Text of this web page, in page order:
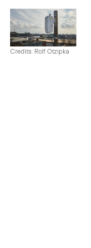
Credits: Rolf Otzipka